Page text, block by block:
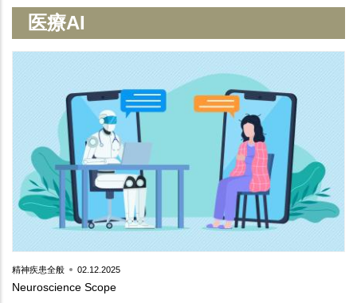
医療AI
精神疾患全般 02.12.2025
Neuroscience Scope
Teaser
Text